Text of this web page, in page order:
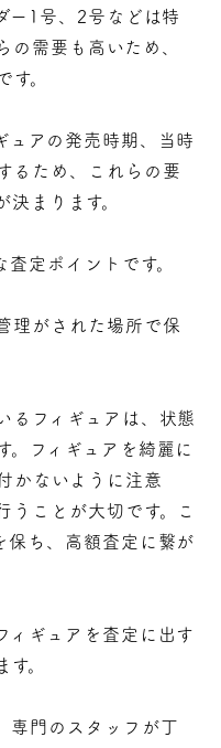
ー1号、2号などは特
の需要も高いため、
す。
ュアの発売時期、当時
るため、これらの要
まります。
定ポイントです。
理がされた場所で保
るフィギュアは、状態
。フィギュアを綺麗に
かないように注意
うことが大切です。こ
保ち、高額査定に繋が
ィギュアを査定に出す
。
専門のスタッフが丁